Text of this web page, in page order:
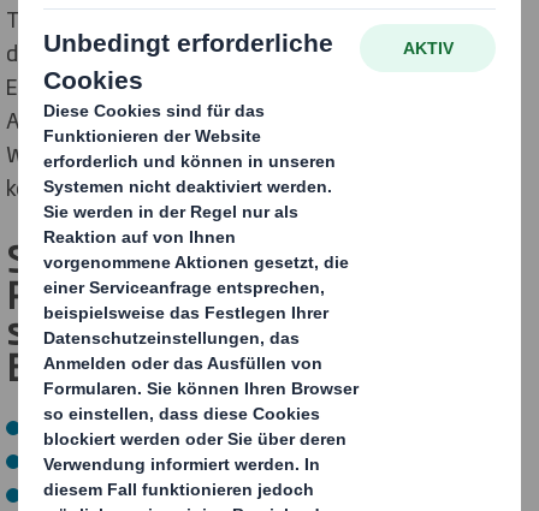
Tauchen Sie ein in unseren Bewerbungsprozess! Von
der ersten Kontaktaufnahme bis zur endgültigen
Entscheidung geben wir Ihnen einen Einblick in den
Ablauf bei DS Smith. Finden Sie heraus, wie Sie Ihren
Weg zu einer erfolgreichen Karriere bei uns gestalten
können.
Step 1 – Sie haben die richtige
Position gefunden? Dann
schicken Sie uns Ihre
Bewerbungsunterlagen
Lebenslauf
Anschreiben
Abschlusszeugnisse